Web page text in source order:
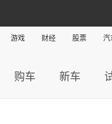
游戏 财经 股票 汽
购车 新车